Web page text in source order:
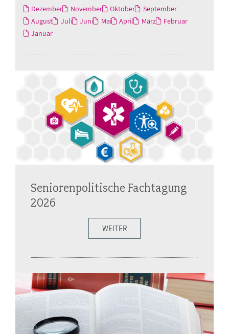
Dezember November Oktober
September
August
Juli Juni Mai April März
Februar
Januar
Seniorenpolitische Fachtagung
2026
WEITER